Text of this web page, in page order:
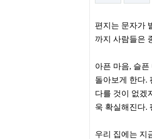
구
미
프
진
미
진
약
국
임
절
편지는 문자가
까지 사람들은
아픈 마음, 슬픈
돌아보게 한다.
다를 것이 없겠
욱 확실해진다.
우리 집에는 지